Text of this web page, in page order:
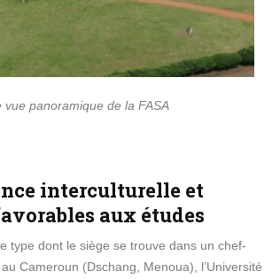
vue panoramique de la FASA
interculturelle et
aux études
type dont le siège se trouve dans un chef-
Cameroun (Dschang, Menoua), l’Université